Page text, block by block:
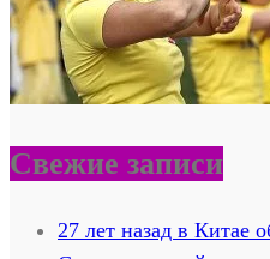
Свежие записи
27 лет назад в Китае